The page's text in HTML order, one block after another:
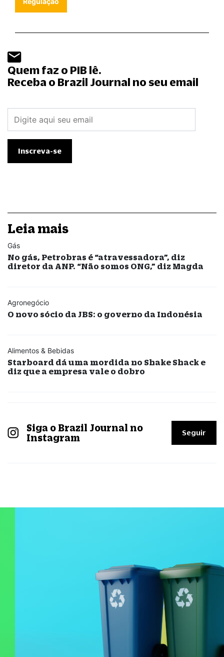
Quem faz o PIB lê.
Receba o Brazil Journal no seu email
Leia mais
Gás
No gás, Petrobras é “atravessadora”, diz
diretor da ANP. “Não somos ONG,” diz Magda
Agronegócio
O novo sócio da JBS: o governo da Indonésia
Alimentos & Bebidas
Starboard dá uma mordida no Shake Shack e
diz que a empresa vale o dobro
Siga o Brazil Journal no
Instagram
Seguir